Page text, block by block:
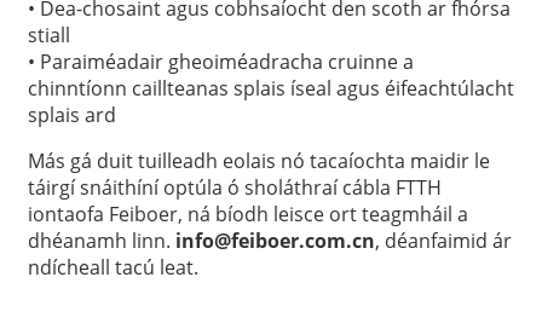
• Dea-chosaint agus cobhsaíocht den scoth ar fhórsa
stiall
• Paraiméadair gheoiméadracha cruinne a
chinntíonn caillteanas splais íseal agus éifeachtúlacht
splais ard
Más gá duit tuilleadh eolais nó tacaíochta maidir le
táirgí snáithíní optúla ó sholáthraí cábla FTTH
iontaofa Feiboer, ná bíodh leisce ort teagmháil a
dhéanamh linn. info@feiboer.com.cn, déanfaimid ár
ndícheall tacú leat.